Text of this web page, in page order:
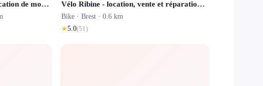
Brest location receptions-Location de mobilier,vaisselle,barnum,déco, nappage-lavage inclus Vélo Ribine - location, vente et réparations de vélos
Bike · Brest · 0.6 km
★5.0(51)